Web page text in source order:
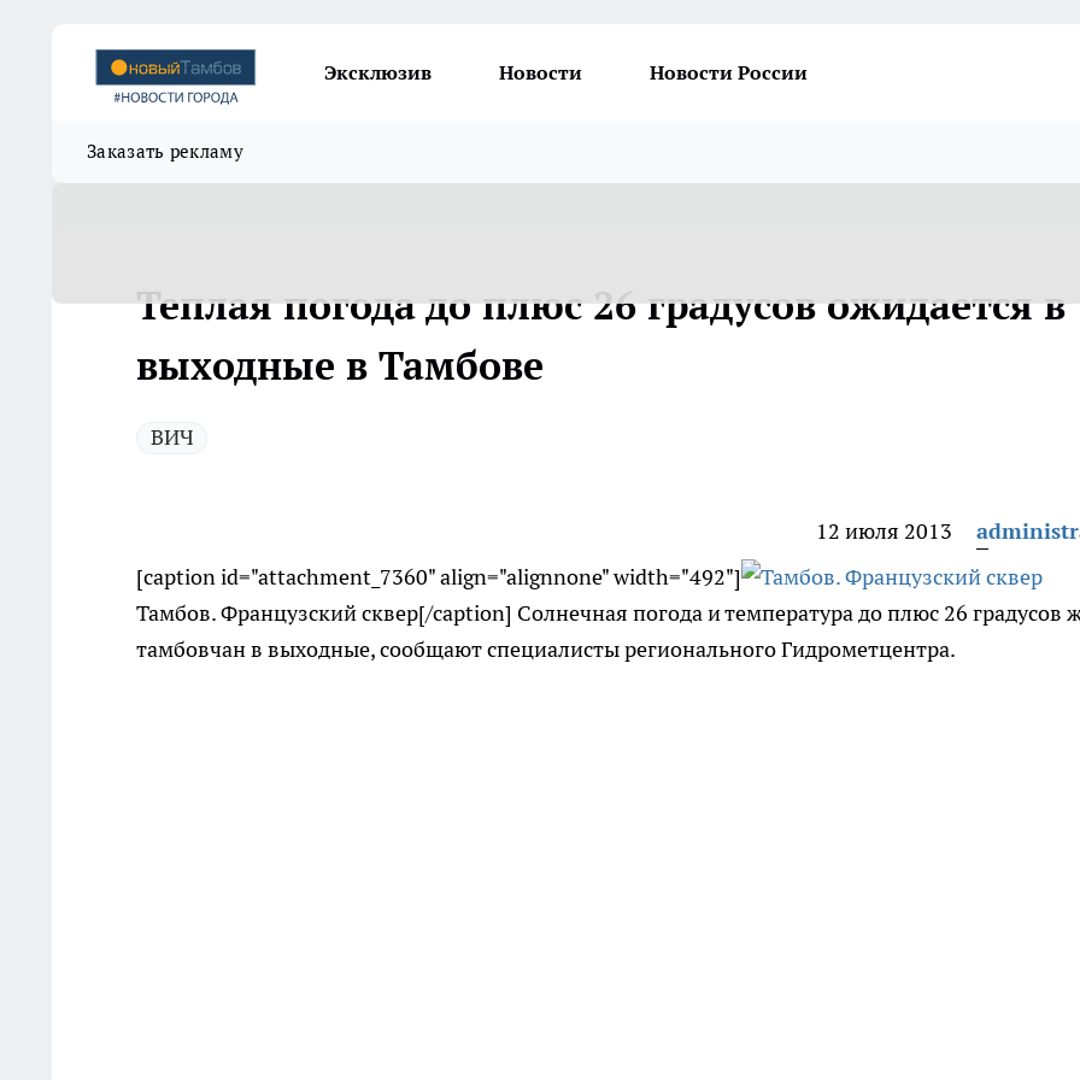
Эксклюзив Новости Новости России
Заказать рекламу
Теплая погода до плюс 26 градусов ожидается в
выходные в Тамбове
ВИЧ
12 июля 2013
[caption id="attachment_7360" align="alignnone" width="492"]
Тамбов. Французский сквер[/caption] Солнечная погода и температура до плюс 26 градусов
тамбовчан в выходные, сообщают специалисты регионального Гидрометцентра.